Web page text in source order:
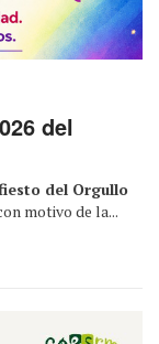
del
del Orgullo
motivo de la...